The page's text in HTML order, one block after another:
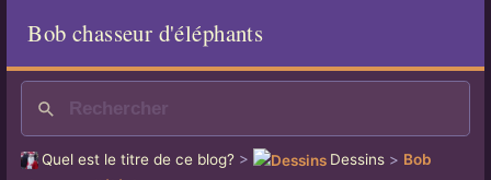
Bob chasseur d'éléphants
Quel est le titre de ce blog?> Dessins > Bob